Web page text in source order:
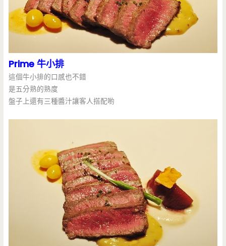
Prime 牛小排
這個牛小排的口感也不錯
是五分熟的熟度
盤子上還有三種醬汁讓客人搭配喲